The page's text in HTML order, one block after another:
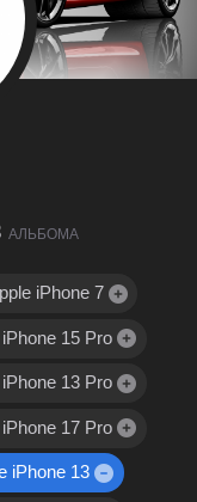
АЛЬБОМА
iPhone 7
15 Pro
13 Pro
17 Pro
iPhone 13